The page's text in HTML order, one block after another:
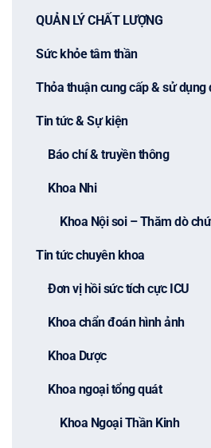
QUẢN LÝ CHẤT LƯỢNG
Sức khỏe tâm thần
Thỏa thuận cung cấp & sử dụng
Tin tức & Sự kiện
Báo chí & truyền thông
Khoa Nhi
Khoa Nội soi – Thăm dò
Tin tức chuyên khoa
Đơn vị hồi sức tích cực ICU
Khoa chẩn đoán hình ảnh
Khoa Dược
Khoa ngoại tổng quát
Khoa Ngoại Thần Kinh